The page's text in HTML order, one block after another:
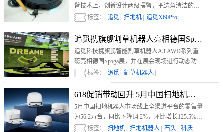
臂技术上，创新设计两级摆臂，把边角清洁的覆
盖范围拉到了新高度；搭载AI 多维光感脏污识
别，让机器能精准分辨污渍类型，自动匹配对应
的清洁策略。
标签： 追觅 扫地机 追觅X60Pro
追觅携旗舰割草机器人亮相德国Spoga展
追觅科技携旗舰智能割草机器人A3 AWD系列重
磅亮相德国Spoga展，并在展会现场进行动态功能
展示，向全球观众呈现其在庭院智能化领域的最
新技术成果。
标签： 追觅 割草机器人
618促销带动回升 5月中国扫地机线上环比
5月中国扫地机器人市场线上全渠道平台的零售量
为56.2万台，同比下降14.2%，环比增长125.5%；
零售额为18.4亿元，同比下降13.1%，环比增长
标签： 扫地机 扫地机器人 石头
科沃